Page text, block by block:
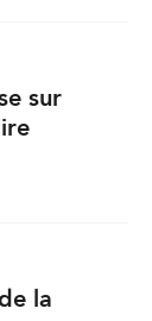
sur
la